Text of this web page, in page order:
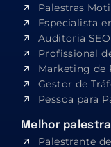
Palestras
Especialista
Auditoria SEO
Profissional
Marketing de
Gestor de
Pessoa para
Melhor
Palestrante